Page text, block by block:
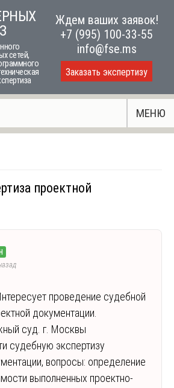
сетей,
Ждем ваших заявок!
+7 (995) 100-33-55
info@fse.ms
Заказать экспертизу
МЕНЮ
проектной
проведение судебной
документации.
суд. г. Москвы
судебную экспертизу
вопросы: определение
выполненных проектно-